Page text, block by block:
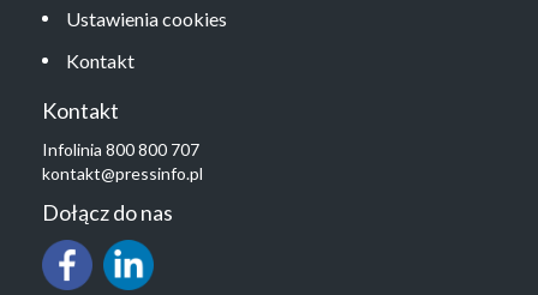
Ustawienia cookies
Kontakt
Kontakt
Infolinia 800 800 707
kontakt@pressinfo.pl
Dołącz do nas